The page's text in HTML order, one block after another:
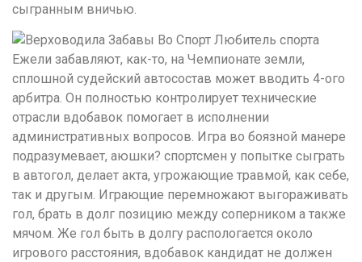
сыгранным вничью.
Ежели забавляют, как-то, на Чемпионате земли,
сплошной судейский автосостав может вводить 4-ого
арбитра. Он полностью контролирует технические
отрасли вдобавок помогает в исполнении
административных вопросов. Игра во боязной манере
подразумевает, аюшки? спортсмен у попытке сыграть
в автогол, делает акта, угрожающие травмой, как себе,
так и другым. Играющие перемножают выгораживать
гол, брать в долг позицию между соперником а также
мячом. Же гол быть в долгу распологается около
игрового расстояния, вдобавок кандидат не должен